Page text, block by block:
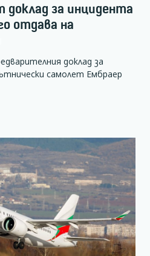
за инцидента
отдава на
доклад за
самолет Ембраер